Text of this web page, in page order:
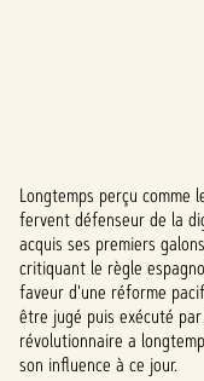
A
c
c
e
Longtemps perçu comme
fervent défenseur de la
acquis ses premiers
critiquant le règle
faveur d'une réforme
être jugé puis exécuté
révolutionnaire a
son influence à ce jour.